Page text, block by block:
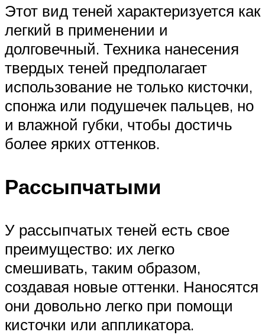
Этот вид теней характеризуется как
легкий в применении и
долговечный. Техника нанесения
твердых теней предполагает
использование не только кисточки,
спонжа или подушечек пальцев, но
и влажной губки, чтобы достичь
более ярких оттенков.
Рассыпчатыми
У рассыпчатых теней есть свое
преимущество: их легко
смешивать, таким образом,
создавая новые оттенки. Наносятся
они довольно легко при помощи
кисточки или аппликатора.